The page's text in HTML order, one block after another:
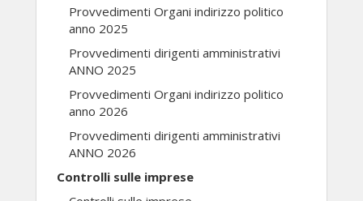
Provvedimenti Organi indirizzo politico
anno 2025
Provvedimenti dirigenti amministrativi
ANNO 2025
Provvedimenti Organi indirizzo politico
anno 2026
Provvedimenti dirigenti amministrativi
ANNO 2026
Controlli sulle imprese